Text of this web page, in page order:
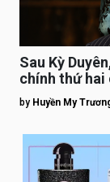
Sau Kỳ
chính thứ hai
by Huyền My